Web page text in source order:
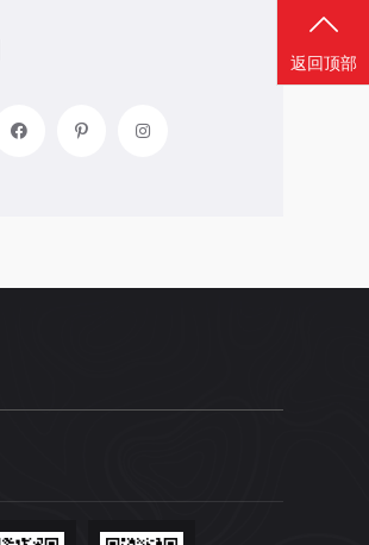
返回顶部